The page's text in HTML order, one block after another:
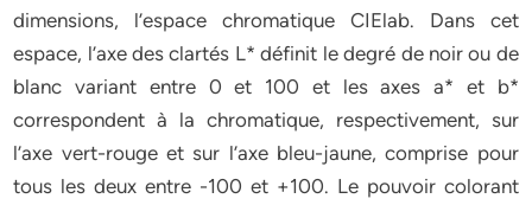
dimensions, l’espace chromatique CIElab. Dans cet
espace, l’axe des clartés L* définit le degré de noir ou de
blanc variant entre 0 et 100 et les axes a* et b*
correspondent à la chromatique, respectivement, sur
l’axe vert-rouge et sur l’axe bleu-jaune, comprise pour
tous les deux entre -100 et +100. Le pouvoir colorant